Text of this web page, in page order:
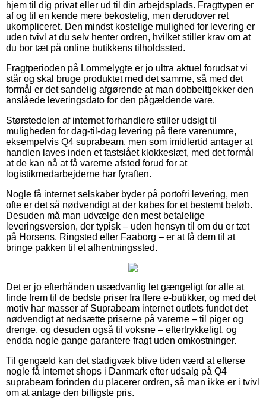
hjem til dig privat eller ud til din arbejdsplads. Fragttypen er
af og til en kende mere bekostelig, men derudover ret
ukompliceret. Den mindst kostelige mulighed for levering er
uden tvivl at du selv henter ordren, hvilket stiller krav om at
du bor tæt på online butikkens tilholdssted.
Fragtperioden på Lommelygte er jo ultra aktuel forudsat vi
står og skal bruge produktet med det samme, så med det
formål er det sandelig afgørende at man dobbelttjekker den
anslåede leveringsdato for den pågældende vare.
Størstedelen af internet forhandlere stiller udsigt til
muligheden for dag-til-dag levering på flere varenumre,
eksempelvis Q4 suprabeam, men som imidlertid antager at
handlen laves inden et fastslået klokkeslæt, med det formål
at de kan nå at få varerne afsted forud for at
logistikmedarbejderne har fyraften.
Nogle få internet selskaber byder på portofri levering, men
ofte er det så nødvendigt at der købes for et bestemt beløb.
Desuden må man udvælge den mest betalelige
leveringsversion, der typisk – uden hensyn til om du er tæt
på Horsens, Ringsted eller Faaborg – er at få dem til at
bringe pakken til et afhentningssted.
Det er jo efterhånden usædvanlig let gængeligt for alle at
finde frem til de bedste priser fra flere e-butikker, og med det
motiv har masser af Suprabeam internet outlets fundet det
nødvendigt at nedsætte priserne på varerne – til piger og
drenge, og desuden også til voksne – eftertrykkeligt, og
endda nogle gange garantere fragt uden omkostninger.
Til gengæld kan det stadigvæk blive tiden værd at efterse
nogle få internet shops i Danmark efter udsalg på Q4
suprabeam forinden du placerer ordren, så man ikke er i tvivl
om at antage den billigste pris.